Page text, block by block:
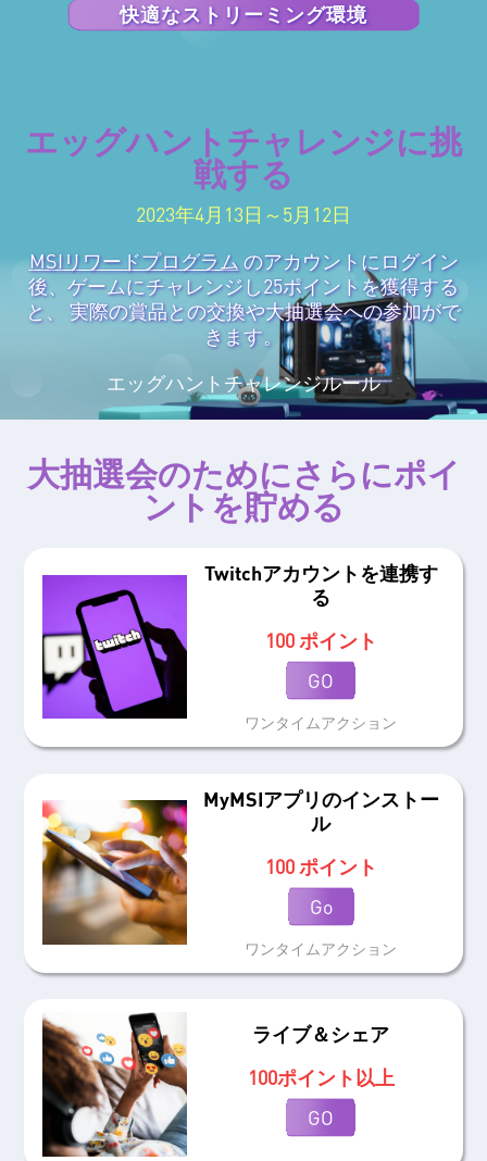
快適なストリーミング環境
エッグハントチャレンジに挑
戦する
2023年4月13日～5月12日
MSIリワードプログラム のアカウントにログイン
後、ゲームにチャレンジし25ポイントを獲得する
と、 実際の賞品との交換や大抽選会への参加がで
きます。
エッグハントチャレンジルール
大抽選会のためにさらにポイ
ントを貯める
Twitchアカウントを連携す
る
100 ポイント
GO
ワンタイムアクション
MyMSIアプリのインストー
ル
100 ポイント
Go
ワンタイムアクション
ライブ＆シェア
100ポイント以上
GO